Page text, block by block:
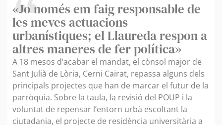
«Jo només em faig responsable de
les meves actuacions
urbanístiques; el Llaureda respon a
altres maneres de fer política»
A 18 mesos d’acabar el mandat, el cònsol major de
Sant Julià de Lòria, Cerni Cairat, repassa alguns dels
principals projectes que han de marcar el futur de la
parròquia. Sobre la taula, la revisió del POUP i la
voluntat de repensar l’entorn urbà escoltant la
ciutadania, el projecte de residència universitària a